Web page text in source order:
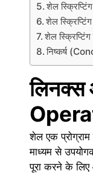
शेल
शेल
शेल
निष्कर्ष
शेल एक
माध्यम से
पूरा करने के लिए